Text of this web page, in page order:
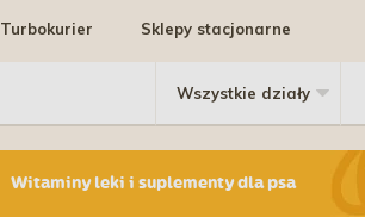
Turbokurier Sklepy stacjonarne
Witaminy leki i suplementy dla psa